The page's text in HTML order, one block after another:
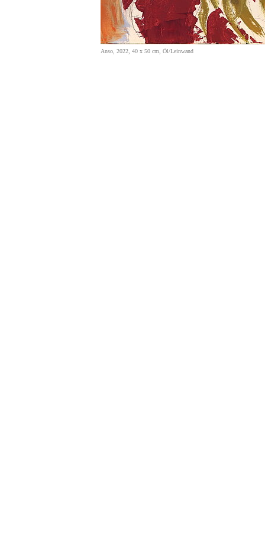
Anso, 2022, 40 x 50 cm, Öl/Leinwand